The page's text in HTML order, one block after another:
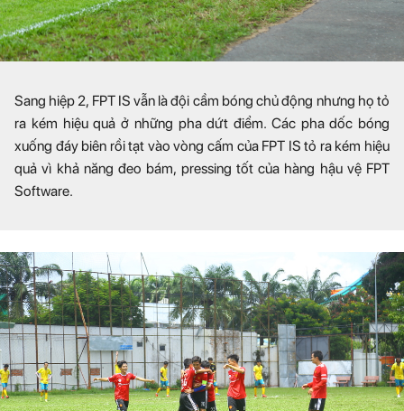
Sang hiệp 2, FPT IS vẫn là đội cầm bóng chủ động nhưng họ tỏ
ra kém hiệu quả ở những pha dứt điểm. Các pha dốc bóng
xuống đáy biên rồi tạt vào vòng cấm của FPT IS tỏ ra kém hiệu
quả vì khả năng đeo bám, pressing tốt của hàng hậu vệ FPT
Software.